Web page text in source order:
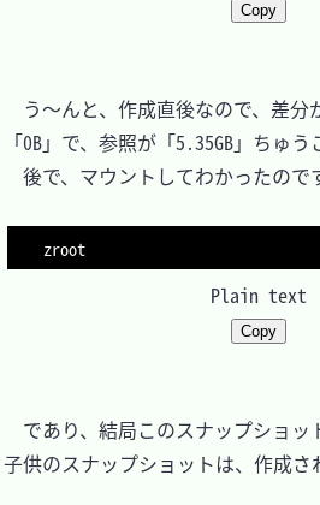
Copy
う～んと、作成直後なので、差分
「0B」で、参照が「5.35GB」ちゅ
後で、マウントしてわかったので
Plain text
Copy
であり、結局このスナップショッ
子供のスナップショットは、作成さ